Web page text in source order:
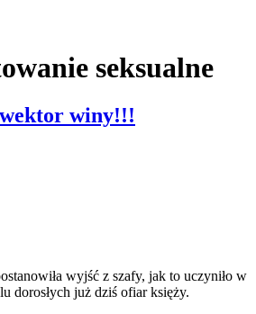
seksualne
winy!!!
wyjść z szafy, jak to uczyniło w
dorosłych już dziś ofiar księży.